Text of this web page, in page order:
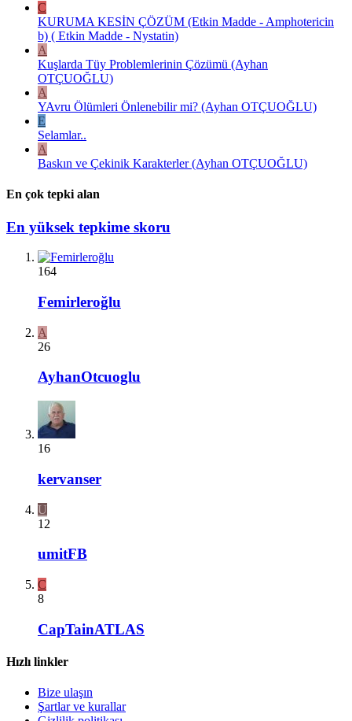
C
KURUMA KESİN ÇÖZÜM (Etkin Madde - Amphotericin
b) ( Etkin Madde - Nystatin)
A
Kuşlarda Tüy Problemlerinin Çözümü (Ayhan
OTÇUOĞLU)
A
YAvru Ölümleri Önlenebilir mi? (Ayhan OTÇUOĞLU)
E
Selamlar..
A
Baskın ve Çekinik Karakterler (Ayhan OTÇUOĞLU)
En çok tepki alan
En yüksek tepkime skoru
164
Femirleroğlu
A
26
AyhanOtcuoglu
16
kervanser
U
12
umitFB
C
8
CapTainATLAS
Hızlı linkler
Bize ulaşın
Şartlar ve kurallar